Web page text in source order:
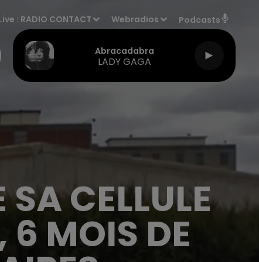
: RADIO CONTACT Webradios Podcasts
Abracadabra
LADY GAGA
CELLULE
6 MOIS DE